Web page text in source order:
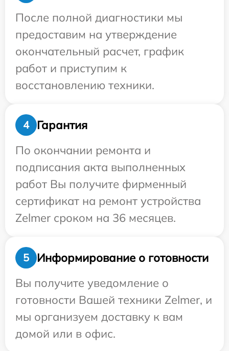
После полной диагностики мы
предоставим на утверждение
окончательный расчет, график
работ и приступим к
восстановлению техники.
4
Гарантия
По окончании ремонта и
подписания акта выполненных
работ Вы получите фирменный
сертификат на ремонт устройства
Zelmer сроком на 36 месяцев.
5
Информирование о готовности
Вы получите уведомление о
готовности Вашей техники Zelmer, и
мы организуем доставку к вам
домой или в офис.